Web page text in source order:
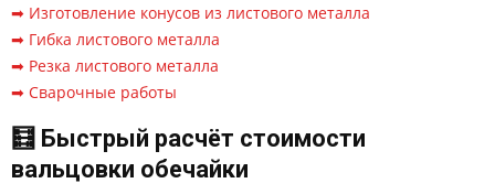
➡ Изготовление конусов из листового металла
➡ Гибка листового металла
➡ Резка листового металла
➡ Сварочные работы
🧮 Быстрый расчёт стоимости
вальцовки обечайки